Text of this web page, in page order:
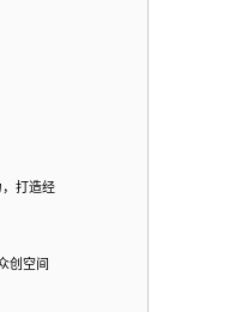
打造经
创空间